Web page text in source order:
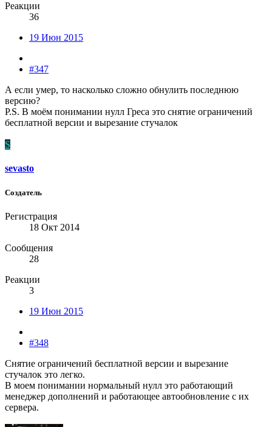
Реакции
36
19 Июн 2015
#347
А если умер, то насколько сложно обнулить последнюю
версию?
P.S. В моём понимании нулл Греса это снятие ограничений
бесплатной версии и вырезание стучалок
S
sevasto
Создатель
Регистрация
18 Окт 2014
Сообщения
28
Реакции
3
19 Июн 2015
#348
Снятие ограничений бесплатной версии и вырезание
стучалок это легко.
В моем понимании нормальный нулл это работающий
менеджер дополнений и работающее автообновление с их
сервера.